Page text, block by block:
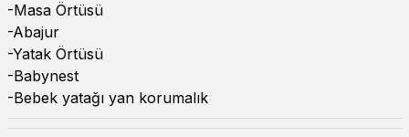
-Masa Örtüsü
-Abajur
-Yatak Örtüsü
-Babynest
-Bebek yatağı yan korumalık